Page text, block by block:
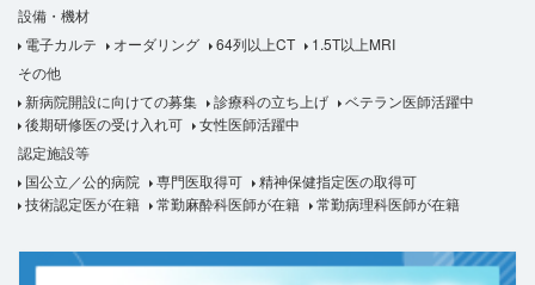
設備・機材
電子カルテ
オーダリング 64列以上CT
1.5T以上MRI
その他
新病院開設に向けての募集
診療科の立ち上げ
ベテラン医師活躍中
後期研修医の受け入れ可
女性医師活躍中
認定施設等
国公立／公的病院
専門医取得可
精神保健指定医の取得可
技術認定医が在籍
常勤麻酔科医師が在籍 常勤病理科医師が在籍